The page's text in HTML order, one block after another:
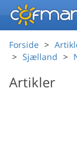
Forside
Sjælland
Artikler